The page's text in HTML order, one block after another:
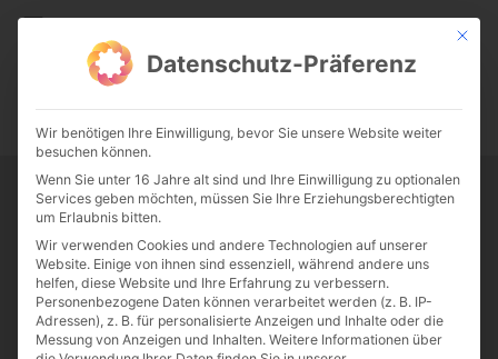
CATHWALK.DE
0:00 -:--
Tag:Societas Jesu
Papst Franziskus Ehe Sex Liebe Familie
Katholizismus
Franziskus
50 Jahre Humanae vitae Katholische Kirche
Mit
Datenschutz-Präferenz
Wir benötigen Ihre Einwilligung, bevor Sie unsere Website weiter
besuchen können.
Wenn Sie unter 16 Jahre alt sind und Ihre Einwilligung zu optionalen
Services geben möchten, müssen Sie Ihre Erziehungsberechtigten
um Erlaubnis bitten.
Wir verwenden Cookies und andere Technologien auf unserer
Website. Einige von ihnen sind essenziell, während andere uns
helfen, diese Website und Ihre Erfahrung zu verbessern.
Personenbezogene Daten können verarbeitet werden (z. B. IP-
Adressen), z. B. für personalisierte Anzeigen und Inhalte oder die
Messung von Anzeigen und Inhalten. Weitere Informationen über